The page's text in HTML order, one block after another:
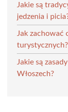
Jakie są
jedzenia i
Jak zachować
turystycznych?
Jakie są
Włoszech?